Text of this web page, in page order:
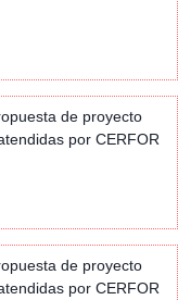
de proyecto
por CERFOR
de proyecto
por CERFOR